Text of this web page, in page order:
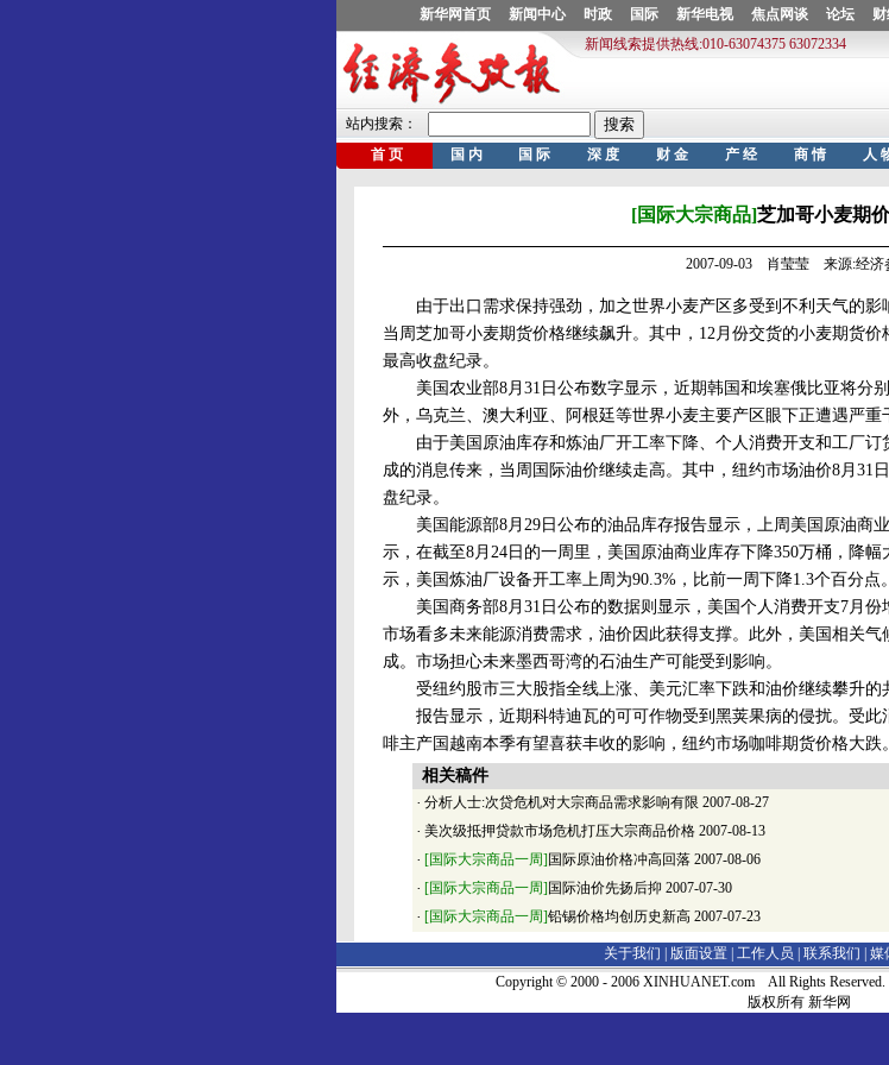
[国际大宗商品]芝加哥小麦期
2007-09-03 肖莹莹 来源:经济
由于出口需求保持强劲，加之世界小麦产区多受到不利天气的影
当周芝加哥小麦期货价格继续飙升。其中，12月份交货的小麦期货价
最高收盘纪录。
美国农业部8月31日公布数字显示，近期韩国和埃塞俄比亚将分别
外，乌克兰、澳大利亚、阿根廷等世界小麦主要产区眼下正遭遇严重
由于美国原油库存和炼油厂开工率下降、个人消费开支和工厂订
成的消息传来，当周国际油价继续走高。其中，纽约市场油价8月31
盘纪录。
美国能源部8月29日公布的油品库存报告显示，上周美国原油商
示，在截至8月24日的一周里，美国原油商业库存下降350万桶，降
示，美国炼油厂设备开工率上周为90.3%，比前一周下降1.3个百分点。
美国商务部8月31日公布的数据则显示，美国个人消费开支7月份
市场看多未来能源消费需求，油价因此获得支撑。此外，美国相关
成。市场担心未来墨西哥湾的石油生产可能受到影响。
受纽约股市三大股指全线上涨、美元汇率下跌和油价继续攀升的
报告显示，近期科特迪瓦的可可作物受到黑荚果病的侵扰。受此
啡主产国越南本季有望喜获丰收的影响，纽约市场咖啡期货价格大跌。
相关稿件
· 分析人士:次贷危机对大宗商品需求影响有限 2007-08-27
· 美次级抵押贷款市场危机打压大宗商品价格 2007-08-13
· [国际大宗商品一周] 国际原油价格冲高回落 2007-08-06
· [国际大宗商品一周] 国际油价先扬后抑 2007-07-30
· [国际大宗商品一周]铅锡价格均创历史新高 2007-07-23
关于我们 | 版面设置 工作人员 联系我们 媒
Copyright © 2000 - 2006 XINHUANET.com All Rights
版权所有 新华网